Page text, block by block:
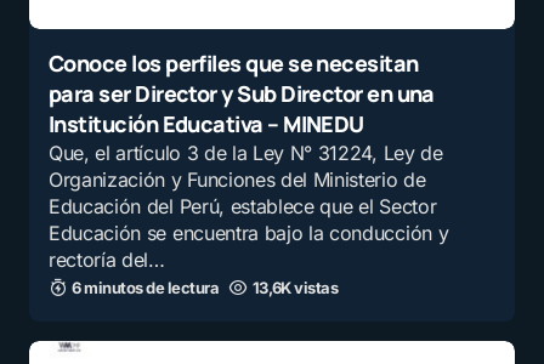
Conoce los perfiles que se necesitan
para ser Director y Sub Director en una
Institución Educativa – MINEDU
Que, el artículo 3 de la Ley N° 31224, Ley de
Organización y Funciones del Ministerio de
Educación del Perú, establece que el Sector
Educación se encuentra bajo la conducción y
rectoría del…
6 minutos de lectura 13,6K vistas